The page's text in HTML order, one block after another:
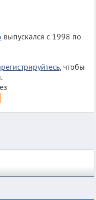
выпускался с 1998 по
, чтобы